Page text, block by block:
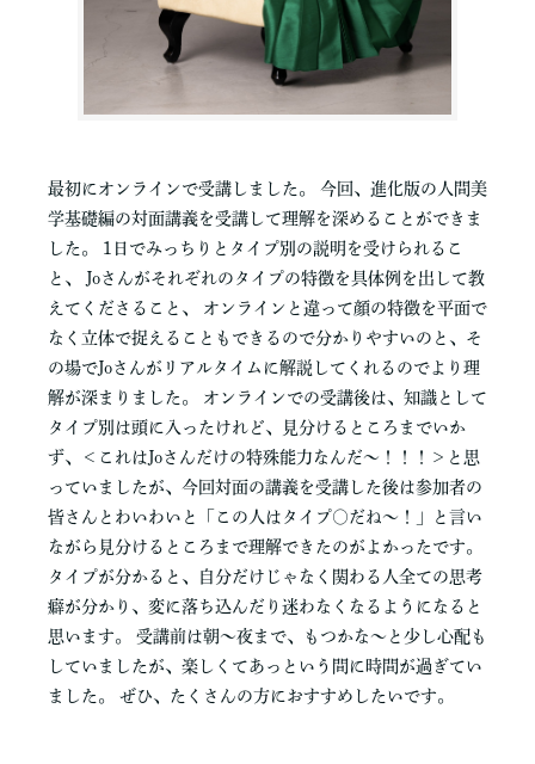
最初にオンラインで受講しました。 今回、進化版の人間美
学基礎編の対面講義を受講して理解を深めることができま
した。 1日でみっちりとタイプ別の説明を受けられるこ
と、 Joさんがそれぞれのタイプの特徴を具体例を出して教
えてくださること、 オンラインと違って顔の特徴を平面で
なく立体で捉えることもできるので分かりやすいのと、そ
の場でJoさんがリアルタイムに解説してくれるのでより理
解が深まりました。 オンラインでの受講後は、知識として
タイプ別は頭に入ったけれど、見分けるところまでいか
ず、＜これはJoさんだけの特殊能力なんだ〜！！！＞と思
っていましたが、今回対面の講義を受講した後は参加者の
皆さんとわいわいと「この人はタイプ○だね〜！」と言い
ながら見分けるところまで理解できたのがよかったです。
タイプが分かると、自分だけじゃなく関わる人全ての思考
癖が分かり、変に落ち込んだり迷わなくなるようになると
思います。 受講前は朝〜夜まで、もつかな〜と少し心配も
していましたが、楽しくてあっという間に時間が過ぎてい
ました。 ぜひ、たくさんの方におすすめしたいです。